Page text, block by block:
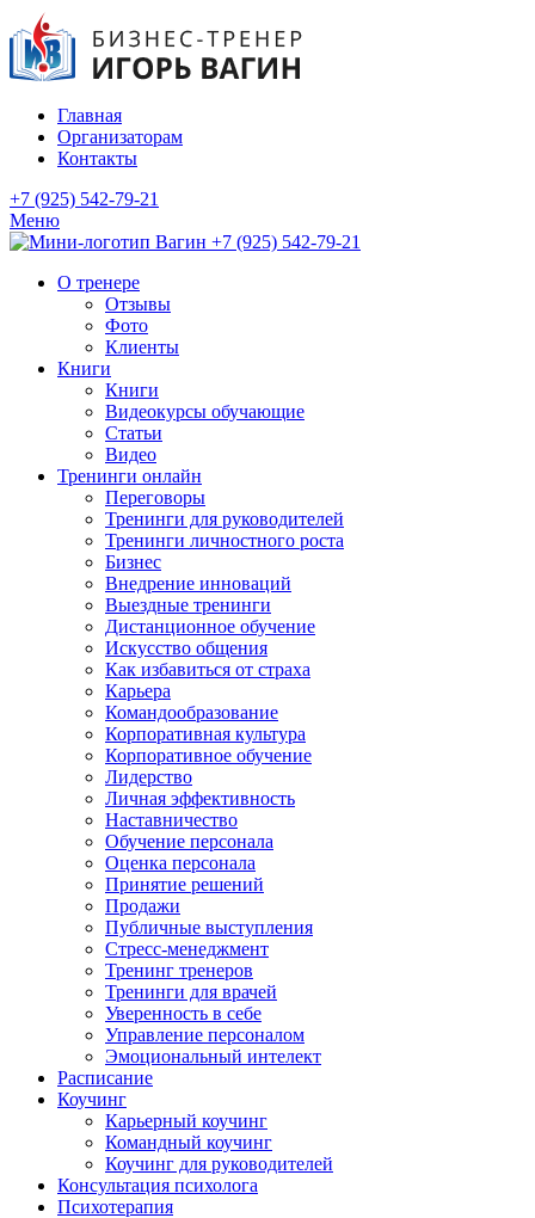
Главная
Организаторам
Контакты
+7 (925) 542-79-21
Меню
+7 (925) 542-79-21
О тренере
Отзывы
Фото
Клиенты
Книги
Книги
Видеокурсы обучающие
Статьи
Видео
Тренинги онлайн
Переговоры
Тренинги для руководителей
Тренинги личностного роста
Бизнес
Внедрение инноваций
Выездные тренинги
Дистанционное обучение
Искусство общения
Как избавиться от страха
Карьера
Командообразование
Корпоративная культура
Корпоративное обучение
Лидерство
Личная эффективность
Наставничество
Обучение персонала
Оценка персонала
Принятие решений
Продажи
Публичные выступления
Стресс-менеджмент
Тренинг тренеров
Тренинги для врачей
Уверенность в себе
Управление персоналом
Эмоциональный интелект
Расписание
Коучинг
Карьерный коучинг
Командный коучинг
Коучинг для руководителей
Консультация психолога
Психотерапия